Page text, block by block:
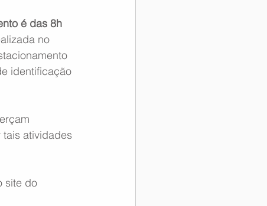
é das 8h
no
identificação
atividades
site do